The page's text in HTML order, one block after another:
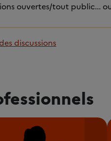
ouvertes/tout public...
discussions